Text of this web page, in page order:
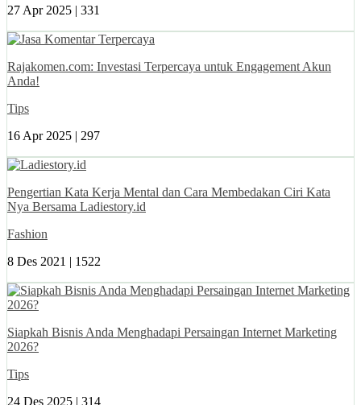
27 Apr 2025 | 331
Rajakomen.com: Investasi Terpercaya untuk Engagement Akun
Anda!
Tips
16 Apr 2025 | 297
Pengertian Kata Kerja Mental dan Cara Membedakan Ciri Kata
Nya Bersama Ladiestory.id
Fashion
8 Des 2021 | 1522
Siapkah Bisnis Anda Menghadapi Persaingan Internet Marketing
2026?
Tips
24 Des 2025 | 314